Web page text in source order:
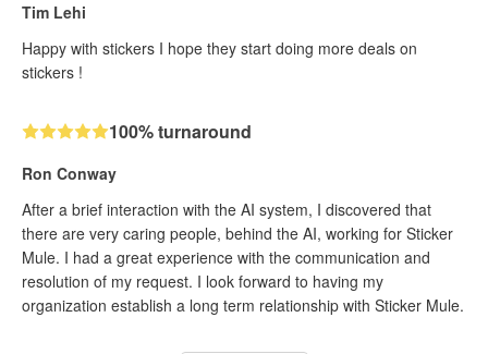
Tim Lehi
Happy with stickers I hope they start doing more deals on
stickers !
100% turnaround
Ron Conway
After a brief interaction with the AI system, I discovered that
there are very caring people, behind the AI, working for Sticker
Mule. I had a great experience with the communication and
resolution of my request. I look forward to having my
organization establish a long term relationship with Sticker Mule.